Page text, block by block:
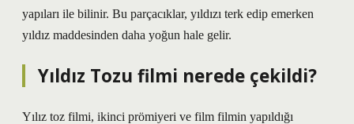
yapıları ile bilinir. Bu parçacıklar, yıldızı terk edip emerken
yıldız maddesinden daha yoğun hale gelir.
Yıldız Tozu filmi nerede çekildi?
Yılız toz filmi, ikinci prömiyeri ve film filmin yapıldığı